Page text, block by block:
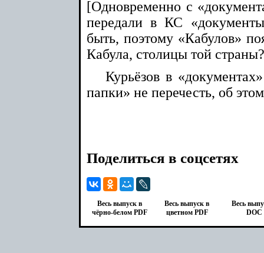
[Одновременно с
передали в КС
быть, поэтому «Кабулов»
Кабула, столицы той
Курьёзов в
папки» не перечесть, об
Поделиться в соцсетях
Весь выпуск в
чёрно-белом PDF
Весь выпуск в
цветном PDF
Весь
DOC